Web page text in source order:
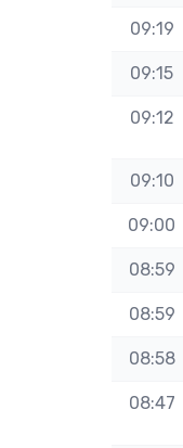
09:19
09:15
09:12
09:10
09:00
08:59
08:59
08:58
08:47